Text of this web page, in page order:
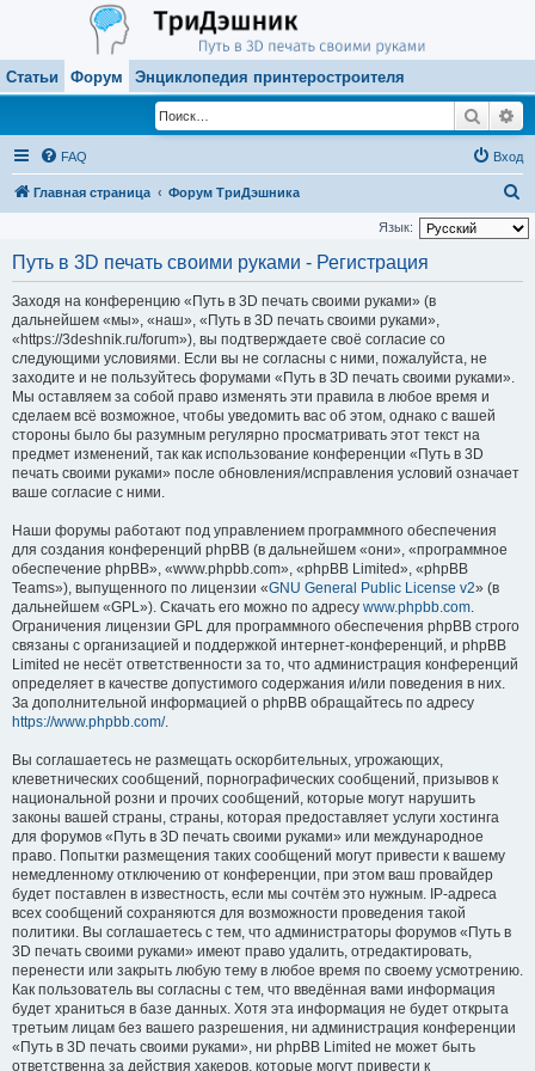
Статьи Форум Энциклопедия принтеростроителя
Поиск
FAQ Вход
Главная страница Форум ТриДэшника
о
Язык:
Путь в 3D печать своими руками - Регистрация
Заходя на конференцию «Путь в 3D печать своими руками» (в
дальнейшем «мы», «наш», «Путь в 3D печать своими руками»,
«https://3deshnik.ru/forum»), вы подтверждаете своё согласие со
следующими условиями. Если вы не согласны с ними, пожалуйста, не
заходите и не пользуйтесь форумами «Путь в 3D печать своими руками».
Мы оставляем за собой право изменять эти правила в любое время и
сделаем всё возможное, чтобы уведомить вас об этом, однако с вашей
стороны было бы разумным регулярно просматривать этот текст на
предмет изменений, так как использование конференции «Путь в 3D
печать своими руками» после обновления/исправления условий означает
ваше согласие с ними.
Наши форумы работают под управлением программного обеспечения
для создания конференций phpBB (в дальнейшем «они», «программное
обеспечение phpBB», «www.phpbb.com», «phpBB Limited», «phpBB
Teams»), выпущенного по лицензии «GNU General Public License v2» (в
дальнейшем «GPL»). Скачать его можно по адресу www.phpbb.com.
Ограничения лицензии GPL для программного обеспечения phpBB строго
связаны с организацией и поддержкой интернет-конференций, и phpBB
Limited не несёт ответственности за то, что администрация конференций
определяет в качестве допустимого содержания и/или поведения в них.
За дополнительной информацией о phpBB обращайтесь по адресу
https://www.phpbb.com/.
Вы соглашаетесь не размещать оскорбительных, угрожающих,
клеветнических сообщений, порнографических сообщений, призывов к
национальной розни и прочих сообщений, которые могут нарушить
законы вашей страны, страны, которая предоставляет услуги хостинга
для форумов «Путь в 3D печать своими руками» или международное
право. Попытки размещения таких сообщений могут привести к вашему
немедленному отключению от конференции, при этом ваш провайдер
будет поставлен в известность, если мы сочтём это нужным. IP-адреса
всех сообщений сохраняются для возможности проведения такой
политики. Вы соглашаетесь с тем, что администраторы форумов «Путь в
3D печать своими руками» имеют право удалить, отредактировать,
перенести или закрыть любую тему в любое время по своему усмотрению.
Как пользователь вы согласны с тем, что введённая вами информация
будет храниться в базе данных. Хотя эта информация не будет открыта
третьим лицам без вашего разрешения, ни администрация конференции
«Путь в 3D печать своими руками», ни phpBB Limited не может быть
ответственна за действия хакеров, которые могут привести к